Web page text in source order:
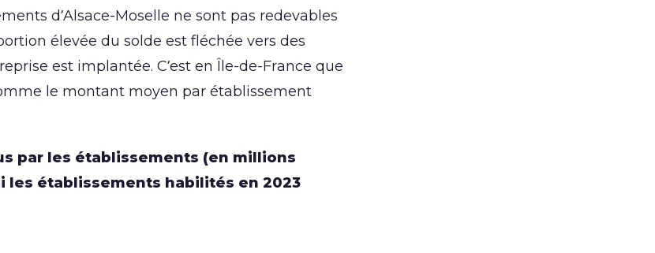
d’Alsace-Moselle ne sont pas redevables
élevée du solde est fléchée vers des
est implantée. C’est en Île-de-France que
le montant moyen par établissement
par les établissements (en millions
les établissements habilités en 2023